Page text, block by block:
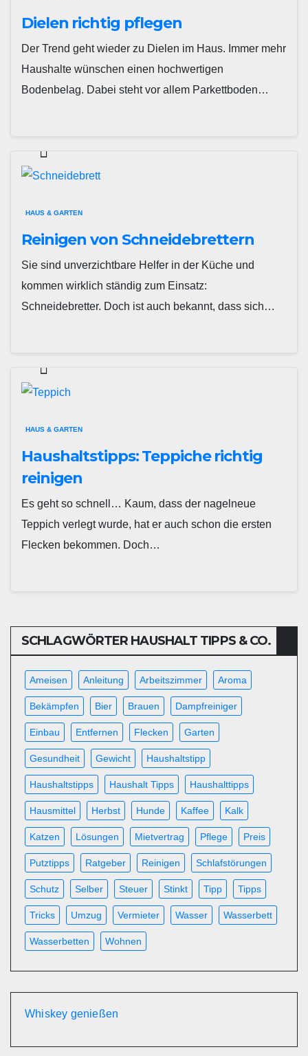
Dielen richtig pflegen
Der Trend geht wieder zu Dielen im Haus. Immer mehr
Haushalte wünschen einen hochwertigen
Bodenbelag. Dabei steht vor allem Parkettboden…
HAUS & GARTEN
Reinigen von Schneidebrettern
Sie sind unverzichtbare Helfer in der Küche und
kommen wirklich ständig zum Einsatz:
Schneidebretter. Doch ist auch bekannt, dass sich…
HAUS & GARTEN
Haushaltstipps: Teppiche richtig
reinigen
Es geht so schnell… Kaum, dass der nagelneue
Teppich verlegt wurde, hat er auch schon die ersten
Flecken bekommen. Doch…
SCHLAGWÖRTER HAUSHALT TIPPS & CO.
Ameisen Anleitung Arbeitszimmer Aroma
Bekämpfen Bier Brauen Dampfreiniger
Einbau Entfernen Flecken Garten
Gesundheit Gewicht Haushaltstipp
Haushaltstipps Haushalt Tipps Haushalttipps
Hausmittel Herbst Hunde Kaffee Kalk
Katzen Lösungen Mietvertrag Pflege Preis
Putztipps Ratgeber Reinigen Schlafstörungen
Schutz Selber Steuer Stinkt Tipp Tipps
Tricks Umzug Vermieter Wasser Wasserbett
Wasserbetten Wohnen
Whiskey genießen